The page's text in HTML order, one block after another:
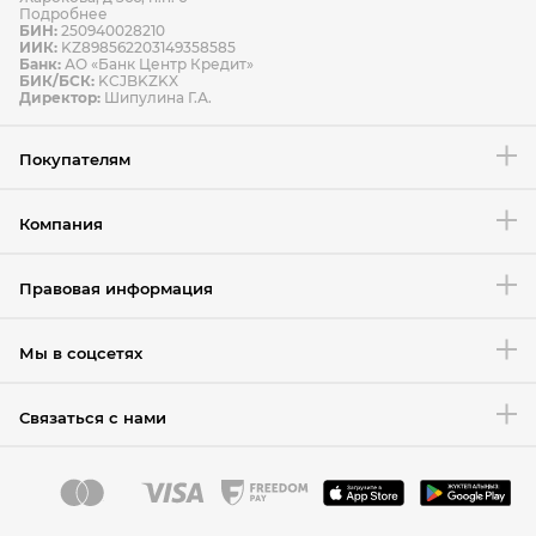
Условия возврата товара
Подробнее
БИН: 250940028210
ИИК: KZ898562203149358585
Банк: АО «Банк Центр Кредит»
БИК/БСК: KCJBKZKX
Директор: Шипулина Г.А.
Покупателям
Компания
Правовая информация
Мы в соцсетях
Связаться с нами